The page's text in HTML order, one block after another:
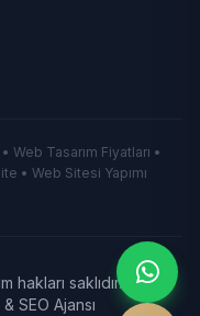
Web Tasarım Fiyatları •
• Web Sitesi Yapımı
hakları saklıdır.
|
SEO Ajansı